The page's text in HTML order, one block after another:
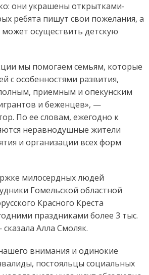
они украшены открытками-
ребята пишут свои пожелания, а
осуществить детскую
мы помогаем семьям, которые
с особенностями развития,
приемным и опекунским
и беженцев», —
По ее словам, ежегодно к
неравнодушные жители
и организации всех форм
милосердных людей
Гомельской областной
Красного Креста
праздниками более 3 тыс.
Алла Смоляк.
внимания и одинокие
постояльцы социальных